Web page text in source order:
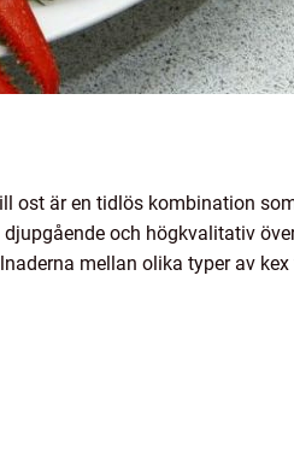
ost är en tidlös kombination
och högkvalitativ
mellan olika typer av kex